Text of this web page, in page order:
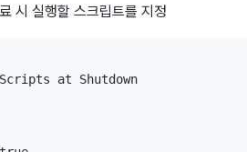
시 실행할 스크립트를 지정
at Shutdown